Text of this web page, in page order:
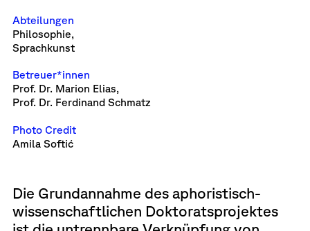
Abteilungen
Philosophie,
Sprachkunst
Betreuer*innen
Prof. Dr. Marion Elias,
Prof. Dr. Ferdinand Schmatz
Photo Credit
Amila Softić
Die Grundannahme des aphoristisch-
wissenschaftlichen Doktoratsprojektes